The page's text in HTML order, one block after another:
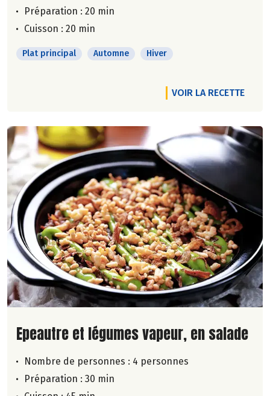
Préparation : 20 min
Cuisson : 20 min
Plat principal Automne Hiver
VOIR LA RECETTE
Lire la suite de la recette
Epeautre et légumes vapeur, en salade
Nombre de personnes : 4 personnes
Préparation : 30 min